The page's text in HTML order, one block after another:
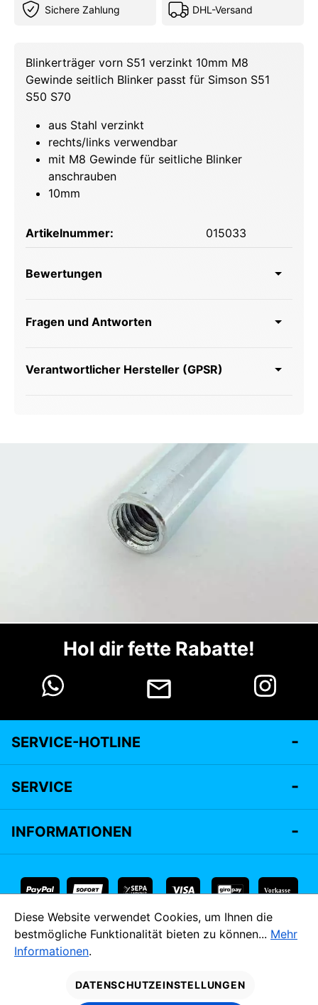
Sichere Zahlung DHL-Versand
Blinkerträger vorn S51 verzinkt 10mm M8
Gewinde seitlich Blinker passt für Simson S51
S50 S70
aus Stahl verzinkt
rechts/links verwendbar
mit M8 Gewinde für seitliche Blinker
anschrauben
10mm
Artikelnummer: 015033
Bewertungen
Fragen und Antworten
Verantwortlicher Hersteller (GPSR)
Hol dir fette Rabatte!
SERVICE-HOTLINE
SERVICE
INFORMATIONEN
Vorkasse
* Alle Preise inkl. gesetzl. Mehrwertsteuer zzgl.
Versandkosten
und ggf. Nachnahmegebühren, wenn nicht anders angegeben.
MADE IM
Diese Website verwendet Cookies, um Ihnen die
bestmögliche Funktionalität bieten zu können... Mehr
Informationen.
DATENSCHUTZEINSTELLUNGEN